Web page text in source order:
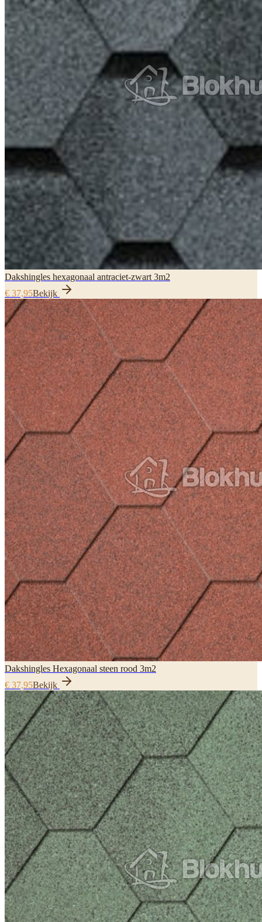
Dakshingles hexagonaal antraciet-zwart 3m2
€ 37,95Bekijk
Dakshingles Hexagonaal steen rood 3m2
€ 37,95Bekijk